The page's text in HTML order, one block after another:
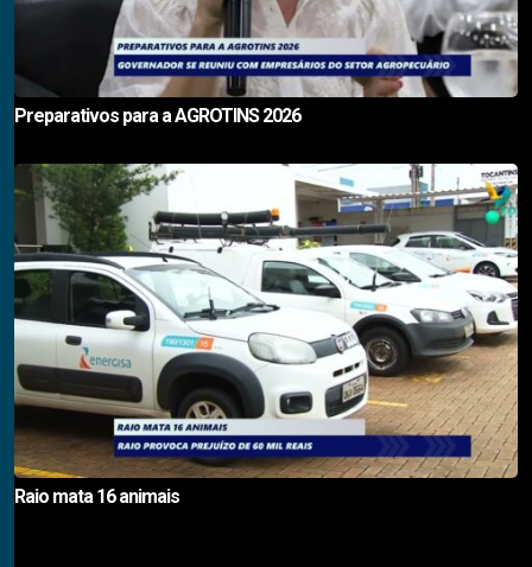
Preparativos para a AGROTINS 2026
Raio mata 16 animais